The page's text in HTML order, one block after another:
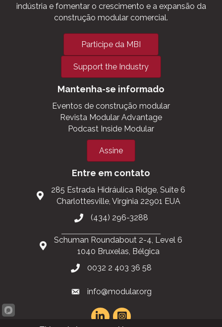
Comercial. ®
Envolva-se
O MBI está comprometido a eliminar barreiras da
indústria e fomentar o crescimento e a expansão da
construção modular comercial.
Participe da MBI
Mantenha-se informado
Eventos de construção modular
Revista Modular Advantage
Podcast Inside Modular
Assine
Entre em contato
Charlottesville, Virgínia 22901 EUA
(434) 296-3288
Schuman Roundabout 2-4, Level 6
1040 Bruxelas, Bélgica